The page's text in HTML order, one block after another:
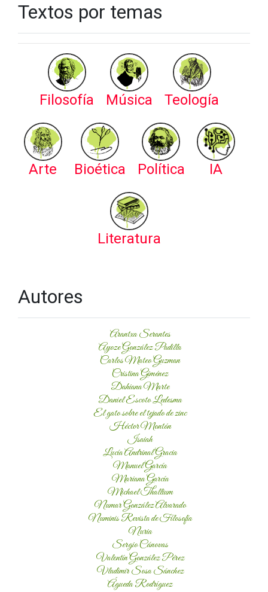
Textos por temas
Filosofía Música Teología
Arte Bioética Política IA
Literatura
Autores
Arantxa Serantes
Ayoze González Padilla
Carlos Mateo Guzman
Cristina Giménez
Dahiana Marte
Daniel Escoto Ledesma
El gato sobre el tejado de zinc
Héctor Montón
Isaiah
Lucía Andrinal Gracia
Manuel García
Mariana García
Michael Thallium
Numar González Alvarado
Numinis Revista de Filosofía
Nuria
Sergio Cánovas
Valentín González Pérez
Vladimir Sosa Sánchez
Águeda Rodríguez